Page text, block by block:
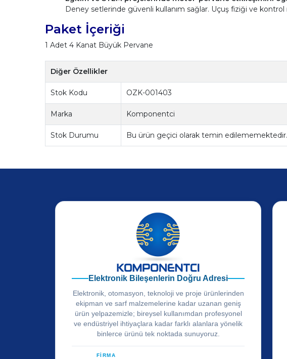
Deney setlerinde güvenli kullanım sağlar. Uçuş fiziği ve
Paket İçeriği
1 Adet 4 Kanat Büyük Pervane
Diğer Özellikler
Stok Kodu OZK-001403
Marka Komponentci
Stok Durumu Bu ürün geçici olarak temin edilememektedir.
Elektronik Bileşenlerin Doğru Adresi
Elektronik, otomasyon, teknoloji ve proje ürünlerinden
ekipman ve sarf malzemelerine kadar uzanan geniş
ürün yelpazemizle; bireysel kullanımdan profesyonel
ve endüstriyel ihtiyaçlara kadar farklı alanlara yönelik
binlerce ürünü tek noktada sunuyoruz.
FİRMA